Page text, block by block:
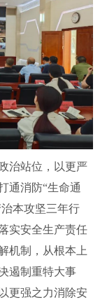
治站位，以更严
通消防“生命通
本攻坚三年行
实安全生产责任
机制，从根本上
遏制重特大事
更强之力消除安